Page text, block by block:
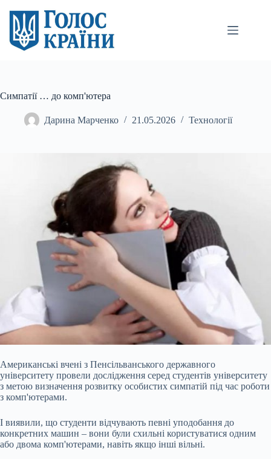
вмісту
Симпатії … до комп'ютера
Дарина Марченко 21.05.2026 Технології
Американські вчені з Пенсільванського державного
університету провели дослідження серед студентів університету
з метою визначення розвитку особистих симпатій під час роботи
з комп'ютерами.
І виявили, що студенти відчувають певні уподобання до
конкретних машин – вони були схильні користуватися одним
або двома комп'ютерами, навіть якщо інші вільні.